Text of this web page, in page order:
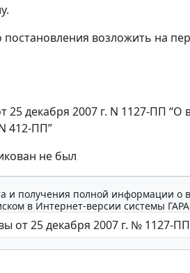
возложить на
декабря 2007 г. N 1127-ПП
412-ПП”
не был
и получения полной информации о
в Интернет-версии системы